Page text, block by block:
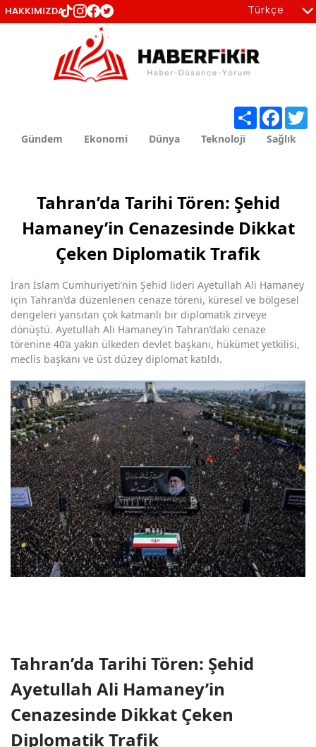
Gündem Ekonomi Dünya Teknoloji Sağlık
Tahran’da Tarihi Tören: Şehid
Hamaney’in Cenazesinde Dikkat
Çeken Diplomatik Trafik
İran İslam Cumhuriyeti’nin Şehid lideri Ayetullah Ali Hamaney
için Tahran’da düzenlenen cenaze töreni, küresel ve bölgesel
dengeleri yansıtan çok katmanlı bir diplomatik zirveye
dönüştü. Ayetullah Ali Hamaney’in Tahran’daki cenaze
törenine 40’a yakın ülkeden devlet başkanı, hükümet yetkilisi,
meclis başkanı ve üst düzey diplomat katıldı.
Tahran’da Tarihi Tören: Şehid
Ayetullah Ali Hamaney’in
Cenazesinde Dikkat Çeken
Diplomatik Trafik
Share
Türkçe
en
HAKKIMIZDA